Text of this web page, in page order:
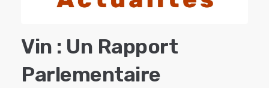
Vin : Un Rapport
Parlementaire